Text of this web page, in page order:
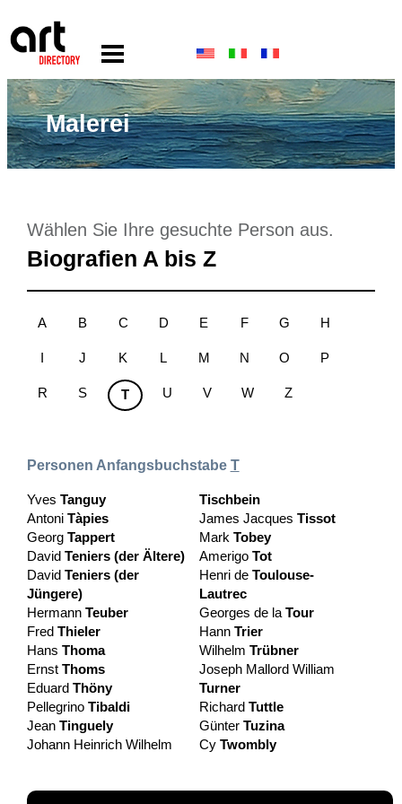
Malerei
Wählen Sie Ihre gesuchte Person aus.
Biografien A bis Z
A B C D E F G H
I J K L M N O P
R S T U V W Z
Personen Anfangsbuchstabe T
Yves Tanguy
Antoni Tàpies
Georg Tappert
David Teniers (der Ältere)
David Teniers (der
Jüngere)
Hermann Teuber
Fred Thieler
Hans Thoma
Ernst Thoms
Eduard Thöny
Pellegrino Tibaldi
Jean Tinguely
Johann Heinrich Wilhelm
Tischbein
James Jacques Tissot
Mark Tobey
Amerigo Tot
Henri de Toulouse-
Lautrec
Georges de la Tour
Hann Trier
Wilhelm Trübner
Joseph Mallord William
Turner
Richard Tuttle
Günter Tuzina
Cy Twombly